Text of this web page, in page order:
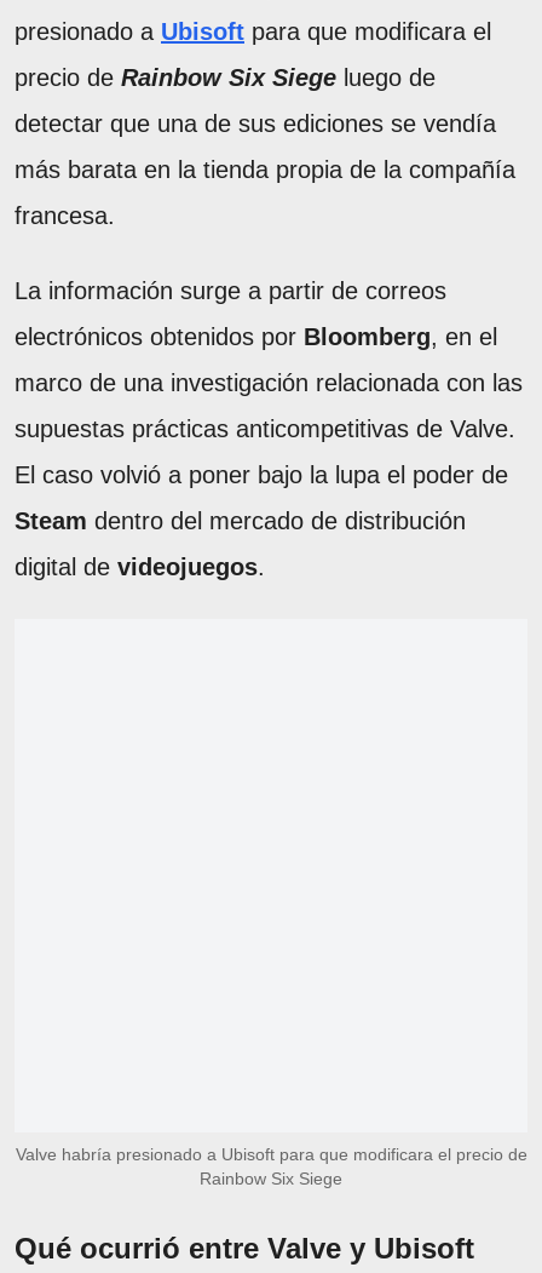
presionado a Ubisoft para que modificara el
precio de Rainbow Six Siege luego de
detectar que una de sus ediciones se vendía
más barata en la tienda propia de la compañía
francesa.
La información surge a partir de correos
electrónicos obtenidos por Bloomberg, en el
marco de una investigación relacionada con las
supuestas prácticas anticompetitivas de Valve.
El caso volvió a poner bajo la lupa el poder de
Steam dentro del mercado de distribución
digital de videojuegos.
Valve habría presionado a Ubisoft para que modificara el precio de
Rainbow Six Siege
Qué ocurrió entre Valve y Ubisoft